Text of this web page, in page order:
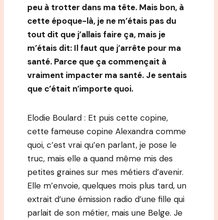
peu à trotter dans ma tête. Mais bon, à
cette époque-là, je ne m’étais pas du
tout dit que j’allais faire ça, mais je
m’étais dit: Il faut que j’arrête pour ma
santé. Parce que ça commençait à
vraiment impacter ma santé. Je sentais
que c’était n’importe quoi.
Elodie Boulard : Et puis cette copine,
cette fameuse copine Alexandra comme
quoi, c’est vrai qu’en parlant, je pose le
truc, mais elle a quand même mis des
petites graines sur mes métiers d’avenir.
Elle m’envoie, quelques mois plus tard, un
extrait d’une émission radio d’une fille qui
parlait de son métier, mais une Belge. Je